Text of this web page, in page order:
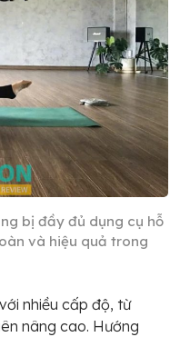
bị đầy đủ dụng cụ hỗ
và hiệu quả trong
nhiều cấp độ, từ
nâng cao. Hướng